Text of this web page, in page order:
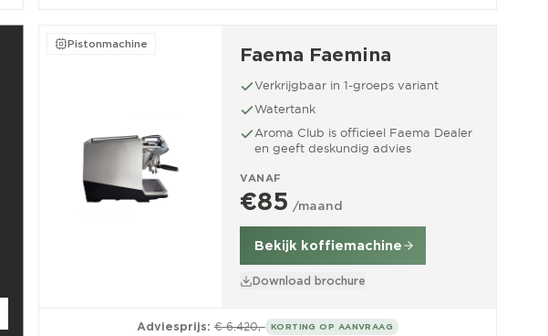
Pistonmachine
Faema Faemina
Verkrijgbaar in 1-groeps variant
Watertank
Aroma Club is officieel Faema Dealer
en geeft deskundig advies
VANAF
€85 /maand
Bekijk koffiemachine
Download brochure
Adviesprijs: € 6.420,- KORTING OP AANVRAAG